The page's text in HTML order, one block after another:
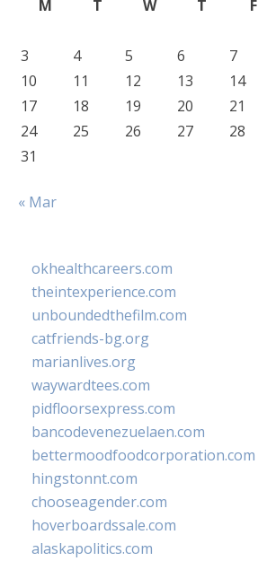
M
T W T F
3
4 5 6 7
10
11 12 13 14
17
18 19 20 21
24
25 26 27 28
31
« Mar
okhealthcareers.com
theintexperience.com
unboundedthefilm.com
catfriends-bg.org
marianlives.org
waywardtees.com
pidfloorsexpress.com
bancodevenezuelaen.com
bettermoodfoodcorporation.com
hingstonnt.com
chooseagender.com
hoverboardssale.com
alaskapolitics.com